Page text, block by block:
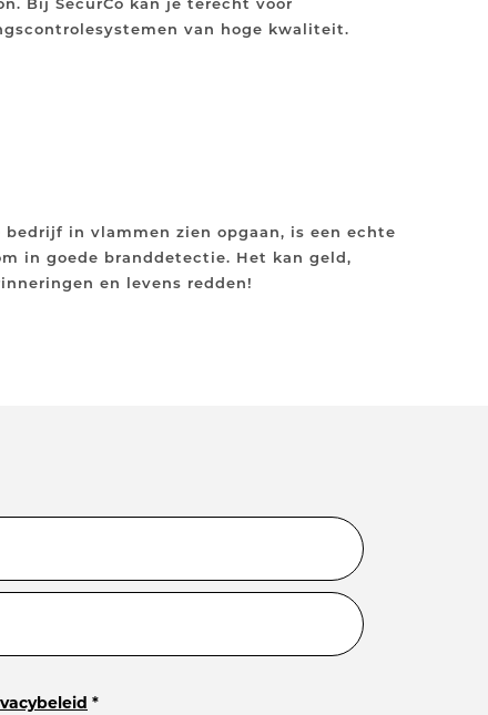
van hoge kwaliteit.
in vlammen zien opgaan, is een echte
in goede branddetectie. Het kan geld,
en levens redden!
*